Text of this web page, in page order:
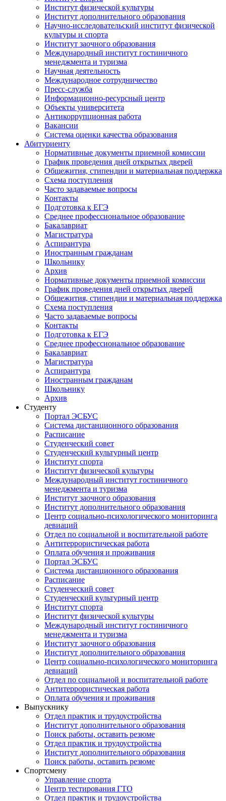
Институт физической культуры
Институт дополнительного образования
Научно-исследовательский институт физической
культуры и спорта
Институт заочного образования
Международный институт гостиничного
менеджмента и туризма
Научная деятельность
Международное сотрудничество
Пресс-служба
Информационно-ресурсный центр
Объекты университета
Антикоррупционная работа
Вакансии
Система оценки качества образования
Абитуриенту
Нормативные документы приемной комиссии
График проведения дней открытых дверей
Общежития, стипендии и материальная поддержка
Схема поступления
Часто задаваемые вопросы
Контакты
Подготовка к ЕГЭ
Среднее профессиональное образование
Бакалавриат
Магистратура
Аспирантура
Иностранным гражданам
Школьнику
Архив
Нормативные документы приемной комиссии
График проведения дней открытых дверей
Общежития, стипендии и материальная поддержка
Схема поступления
Часто задаваемые вопросы
Контакты
Подготовка к ЕГЭ
Среднее профессиональное образование
Бакалавриат
Магистратура
Аспирантура
Иностранным гражданам
Школьнику
Архив
Студенту
Портал ЭСБУС
Система дистанционного образования
Расписание
Студенческий совет
Студенческий культурный центр
Институт спорта
Институт физической культуры
Международный институт гостиничного
менеджмента и туризма
Институт заочного образования
Институт дополнительного образования
Центр социально-психологического мониторинга
девиаций
Отдел по социальной и воспитательной работе
Антитеррористическая работа
Оплата обучения и проживания
Портал ЭСБУС
Система дистанционного образования
Расписание
Студенческий совет
Студенческий культурный центр
Институт спорта
Институт физической культуры
Международный институт гостиничного
менеджмента и туризма
Институт заочного образования
Институт дополнительного образования
Центр социально-психологического мониторинга
девиаций
Отдел по социальной и воспитательной работе
Антитеррористическая работа
Оплата обучения и проживания
Выпускнику
Отдел практик и трудоустройства
Институт дополнительного образования
Поиск работы, оставить резюме
Отдел практик и трудоустройства
Институт дополнительного образования
Поиск работы, оставить резюме
Спортсмену
Управление спорта
Центр тестирования ГТО
Отдел практик и трудоустройства